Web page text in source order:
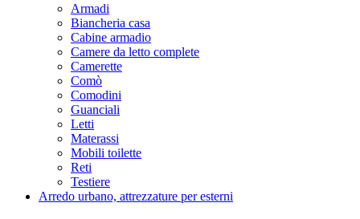
Armadi
Biancheria casa
Cabine armadio
Camere da letto complete
Camerette
Comò
Comodini
Guanciali
Letti
Materassi
Mobili toilette
Reti
Testiere
Arredo urbano, attrezzature per esterni